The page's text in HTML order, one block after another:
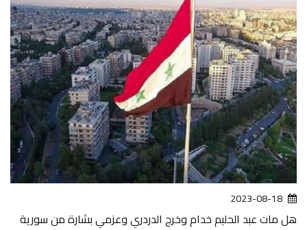
2023-08-18
هل مات عبد الحليم خدام وخرج الدردري وعزمي بشارة من سورية